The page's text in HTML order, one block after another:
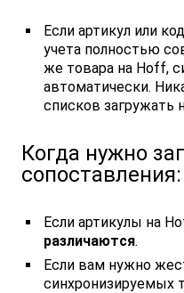
Если артикул или
учета полностью
же товара на Hoff,
автоматически.
списков загружать
Когда нужно
сопоставления:
Если артикулы на
различаются.
Если вам нужно
синхронизируемых